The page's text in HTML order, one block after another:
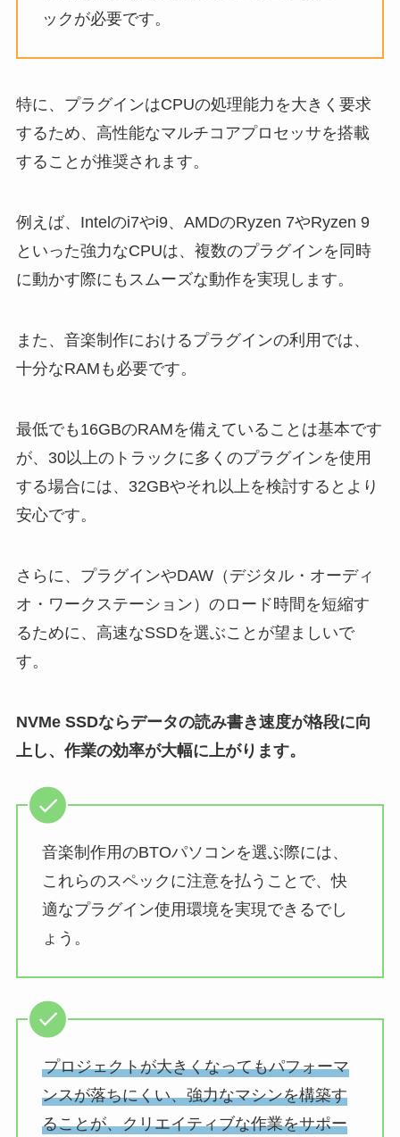
ックが必要です。
特に、プラグインはCPUの処理能力を大きく要求
するため、高性能なマルチコアプロセッサを搭載
することが推奨されます。
例えば、Intelのi7やi9、AMDのRyzen 7やRyzen 9
といった強力なCPUは、複数のプラグインを同時
に動かす際にもスムーズな動作を実現します。
また、音楽制作におけるプラグインの利用では、
十分なRAMも必要です。
最低でも16GBのRAMを備えていることは基本です
が、30以上のトラックに多くのプラグインを使用
する場合には、32GBやそれ以上を検討するとより
安心です。
さらに、プラグインやDAW（デジタル・オーディ
オ・ワークステーション）のロード時間を短縮す
るために、高速なSSDを選ぶことが望ましいで
す。
NVMe SSDならデータの読み書き速度が格段に向
上し、作業の効率が大幅に上がります。
音楽制作用のBTOパソコンを選ぶ際には、
これらのスペックに注意を払うことで、快
適なプラグイン使用環境を実現できるでし
ょう。
プロジェクトが大きくなってもパフォーマ
ンスが落ちにくい、強力なマシンを構築す
ることが、クリエイティブな作業をサポー